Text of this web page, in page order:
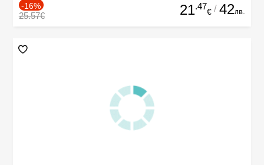
-16%
25.57€ 21.47
€ / 42лв.